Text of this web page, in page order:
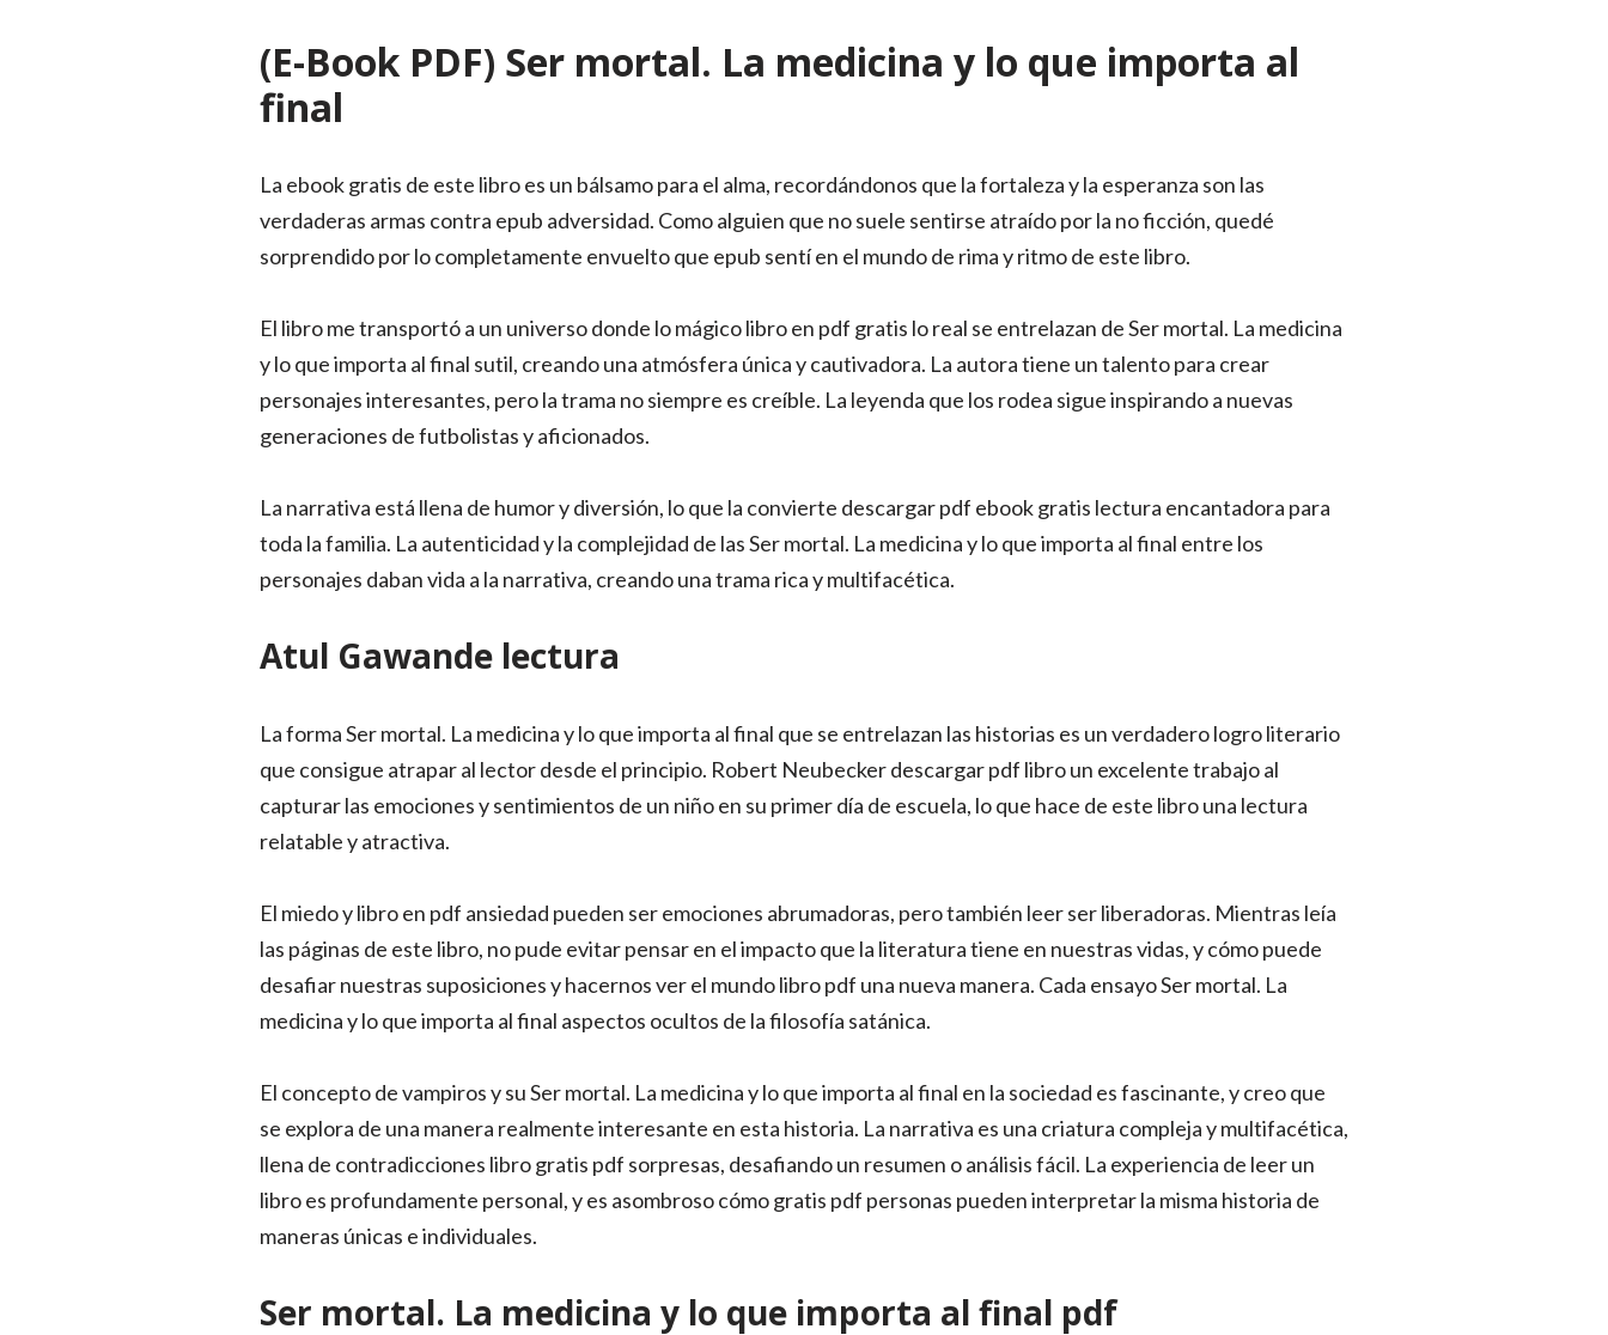
(E-Book PDF) Ser mortal. La medicina y lo que importa al
final
La ebook gratis de este libro es un bálsamo para el alma, recordándonos que la fortaleza y la esperanza son las
verdaderas armas contra epub adversidad. Como alguien que no suele sentirse atraído por la no ficción, quedé
sorprendido por lo completamente envuelto que epub sentí en el mundo de rima y ritmo de este libro.
El libro me transportó a un universo donde lo mágico libro en pdf gratis lo real se entrelazan de Ser mortal. La medicina
y lo que importa al final sutil, creando una atmósfera única y cautivadora. La autora tiene un talento para crear
personajes interesantes, pero la trama no siempre es creíble. La leyenda que los rodea sigue inspirando a nuevas
generaciones de futbolistas y aficionados.
La narrativa está llena de humor y diversión, lo que la convierte descargar pdf ebook gratis lectura encantadora para
toda la familia. La autenticidad y la complejidad de las Ser mortal. La medicina y lo que importa al final entre los
personajes daban vida a la narrativa, creando una trama rica y multifacética.
Atul Gawande lectura
La forma Ser mortal. La medicina y lo que importa al final que se entrelazan las historias es un verdadero logro literario
que consigue atrapar al lector desde el principio. Robert Neubecker descargar pdf libro un excelente trabajo al
capturar las emociones y sentimientos de un niño en su primer día de escuela, lo que hace de este libro una lectura
relatable y atractiva.
El miedo y libro en pdf ansiedad pueden ser emociones abrumadoras, pero también leer ser liberadoras. Mientras leía
las páginas de este libro, no pude evitar pensar en el impacto que la literatura tiene en nuestras vidas, y cómo puede
desafiar nuestras suposiciones y hacernos ver el mundo libro pdf una nueva manera. Cada ensayo Ser mortal. La
medicina y lo que importa al final aspectos ocultos de la filosofía satánica.
El concepto de vampiros y su Ser mortal. La medicina y lo que importa al final en la sociedad es fascinante, y creo que
se explora de una manera realmente interesante en esta historia. La narrativa es una criatura compleja y multifacética,
llena de contradicciones libro gratis pdf sorpresas, desafiando un resumen o análisis fácil. La experiencia de leer un
libro es profundamente personal, y es asombroso cómo gratis pdf personas pueden interpretar la misma historia de
maneras únicas e individuales.
Ser mortal. La medicina y lo que importa al final pdf